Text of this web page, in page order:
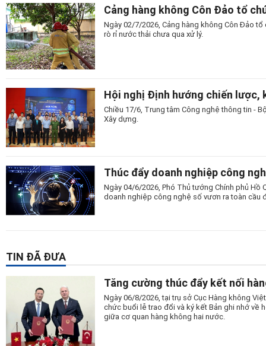
Cảng hàng không Côn Đảo tổ
Ngày 02/7/2026, Cảng hàng không Côn Đảo
rò rỉ nước thải chưa qua xử lý.
Hội nghị Định hướng chiến lược,
Chiều 17/6, Trung tâm Công nghệ thông tin -
Xây dựng.
Thúc đẩy doanh nghiệp công
Ngày 04/6/2026, Phó Thủ tướng Chính phủ
doanh nghiệp công nghệ số vươn ra toàn cầu
TIN ĐÃ ĐƯA
Tăng cường thúc đẩy kết nối
Ngày 06/8/2026, tại trụ sở Cục Hàng không
chức buổi lễ trao đổi và ký kết Bản ghi nhớ về
giữa cơ quan hàng không hai nước.